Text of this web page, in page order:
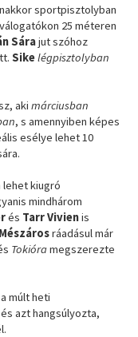
sportpisztolyban
25 méteren
Sárajut szóhoz
Sikelégpisztolyban
akimárciusban
, s amennyiben képes
esélye lehet 10
lehet kiugró
mindhárom
és Tarr Vivienis
Mészárosráadásul már
Tokióramegszerezte
a múlt heti
azt hangsúlyozta,